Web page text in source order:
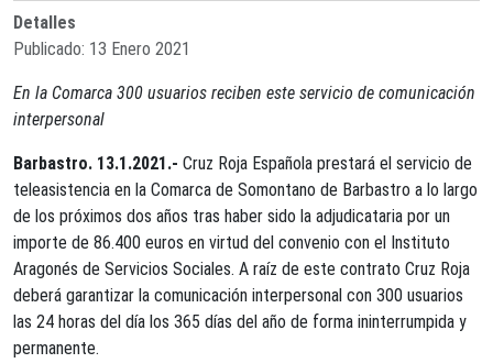
Detalles
Publicado: 13 Enero 2021
En la Comarca 300 usuarios reciben este servicio de comunicación
interpersonal
Barbastro. 13.1.2021.- Cruz Roja Española prestará el servicio de
teleasistencia en la Comarca de Somontano de Barbastro a lo largo
de los próximos dos años tras haber sido la adjudicataria por un
importe de 86.400 euros en virtud del convenio con el Instituto
Aragonés de Servicios Sociales. A raíz de este contrato Cruz Roja
deberá garantizar la comunicación interpersonal con 300 usuarios
las 24 horas del día los 365 días del año de forma ininterrumpida y
permanente.